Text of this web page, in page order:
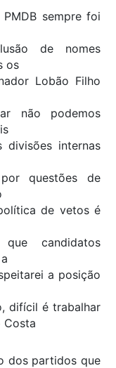
sempre foi
de nomes
os
Lobão Filho
não podemos
divisões internas
questões de
de vetos é
candidatos
a posição
difícil é trabalhar
Costa
dos partidos que